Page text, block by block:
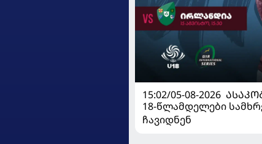
15:02/05-08-2026
18-წლამდელები
ჩავიდნენ